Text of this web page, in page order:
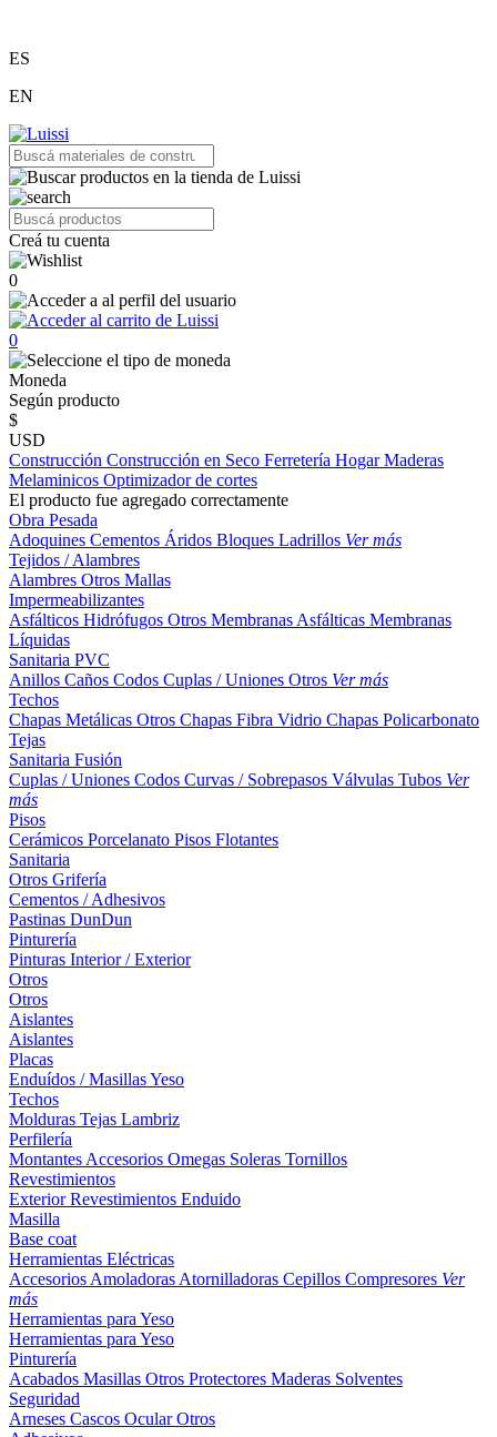
ES
EN
Creá tu cuenta
0
0
Moneda
Según producto
$
USD
Construcción Construcción en Seco Ferretería HogarMaderas
Melaminicos Optimizador de cortes
El producto fue agregado correctamente
Obra Pesada
Adoquines Cementos Áridos Bloques Ladrillos Ver más
Tejidos / Alambres
Alambres Otros Mallas
Impermeabilizantes
Asfálticos Hidrófugos Otros Membranas Asfálticas Membranas
Líquidas
Sanitaria PVC
Anillos Caños Codos Cuplas / Uniones Otros Ver más
Techos
Chapas Metálicas Otros Chapas Fibra Vidrio Chapas Policarbonato
Tejas
Sanitaria Fusión
Cuplas / Uniones Codos Curvas / Sobrepasos Válvulas Tubos Ver
más
Pisos
Cerámicos Porcelanato Pisos Flotantes
Sanitaria
Otros Grifería
Cementos / Adhesivos
Pastinas DunDun
Pinturería
Pinturas Interior / Exterior
Otros
Otros
Aislantes
Aislantes
Placas
Enduídos / MasillasYeso
Techos
Molduras Tejas Lambriz
Perfilería
Montantes Accesorios Omegas Soleras Tornillos
Revestimientos
ExteriorRevestimientos Enduido
Masilla
Base coat
Herramientas Eléctricas
Accesorios Amoladoras Atornilladoras Cepillos Compresores Ver
más
Herramientas para Yeso
Herramientas para Yeso
Pinturería
Acabados Masillas Otros Protectores Maderas Solventes
Seguridad
Arneses Cascos OcularOtros